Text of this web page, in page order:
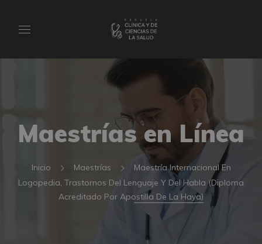
Maestrías en Línea
Inicio Maestrías
Maestría Internacional En
Logopedia, Trastornos Del Lenguaje Y Del Habla (Diploma
Acreditado Por Apostilla De La Haya)